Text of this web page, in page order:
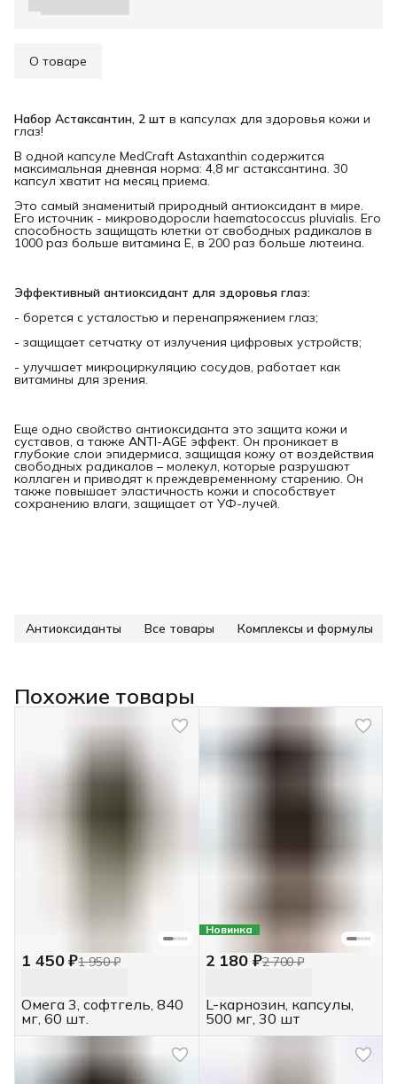
О товаре
Набор Астаксантин, 2 шт в капсулах для здоровья кожи и
глаз!
В одной капсуле MedCraft Astaxanthin содержится
максимальная дневная норма: 4,8 мг астаксантина. 30
капсул хватит на месяц приема.
Это самый знаменитый природный антиоксидант в мире.
Его источник - микроводоросли haematococcus pluvialis. Его
способность защищать клетки от свободных радикалов в
1000 раз больше витамина Е, в 200 раз больше лютеина.
Эффективный антиоксидант для здоровья глаз:
- борется с усталостью и перенапряжением глаз;
- защищает сетчатку от излучения цифровых устройств;
- улучшает микроциркуляцию сосудов, работает как
витамины для зрения.
Еще одно свойство антиоксиданта это защита кожи и
суставов, а также ANTI-AGE эффект. Он проникает в
глубокие слои эпидермиса, защищая кожу от воздействия
свободных радикалов – молекул, которые разрушают
коллаген и приводят к преждевременному старению. Он
также повышает эластичность кожи и способствует
сохранению влаги, защищает от УФ-лучей.
Антиоксиданты Все товары Комплексы и формулы
Похожие товары
1 450 ₽1 950 ₽
Омега 3, софтгель, 840
мг, 60 шт.
Новинка
2 180 ₽2 700 ₽
L-карнозин, капсулы,
500 мг, 30 шт